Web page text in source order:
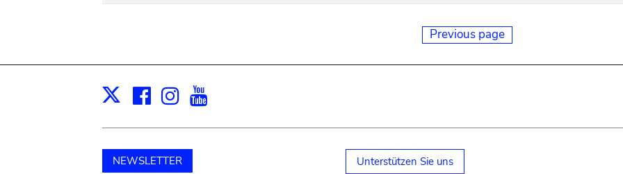
Previous page
X Facebook
Instagram
NEWSLETTER Unterstützen Sie uns